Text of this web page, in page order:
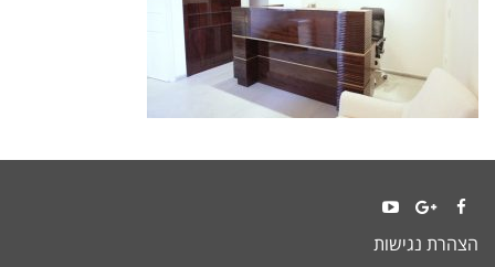
Facebook
Google+
YouTubeהצהרת נגישות